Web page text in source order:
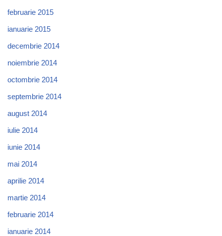
februarie 2015
ianuarie 2015
decembrie 2014
noiembrie 2014
octombrie 2014
septembrie 2014
august 2014
iulie 2014
iunie 2014
mai 2014
aprilie 2014
martie 2014
februarie 2014
ianuarie 2014